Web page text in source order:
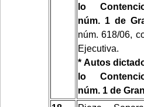
lo
núm. 1 de
núm. 618/06,
Ejecutiva.
* Autos
lo
núm. 1 de